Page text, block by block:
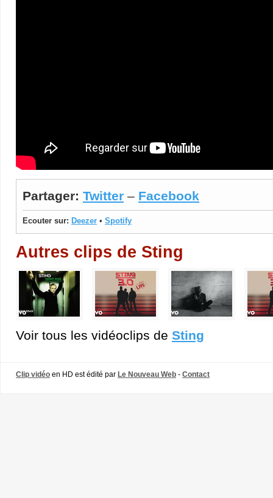
Partager: Twitter – Facebook
Ecouter sur: Deezer • Spotify
Autres clips de Sting
Voir tous les vidéoclips de Sting
Clip vidéo en HD est édité par Le Nouveau Web - Contact